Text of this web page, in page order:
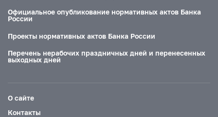
Официальное опубликование нормативных актов Банка
России
Проекты нормативных актов Банка России
Перечень нерабочих праздничных дней и перенесенных
выходных дней
О сайте
Контакты